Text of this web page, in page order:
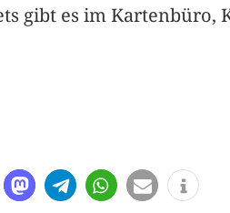
gibt es im Kartenbüro,